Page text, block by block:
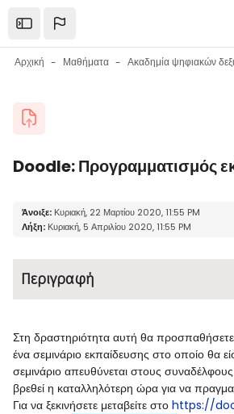
Open the sidebar
Αρχική Μαθήματα
Μπλοκ
Doodle: Προγραμματισμός
Μπλοκ
Απαιτήσεις ολοκλήρωσης
Άνοιξε: Κυριακή, 22 Μαρτίου 2020, 11:55 PM
Λήξη: Κυριακή, 5 Απριλίου 2020, 11:55 PM
Περιγραφή
Στη δραστηριότητα αυτή θα
ένα σεμινάριο εκπαίδευσης στο οποίο θα
σεμινάριο απευθύνεται στους
βρεθεί η καταλληλότερη ώρα για να
Για να ξεκινήσετε μεταβείτε στο https://